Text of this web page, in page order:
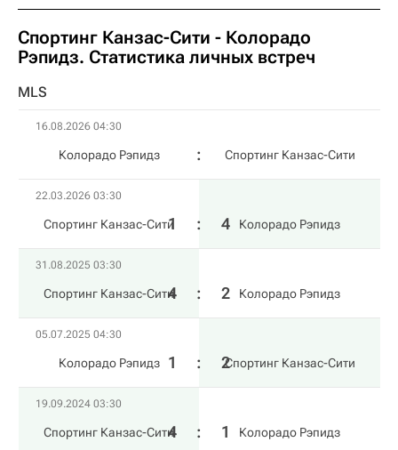
Спортинг Канзас-Сити - Колорадо
Рэпидз. Статистика личных встреч
MLS
16.08.2026 04:30
Колорадо Рэпидз Спортинг Канзас-Сити
22.03.2026 03:30
Спортинг Канзас-Сити1 : 4 Колорадо Рэпидз
31.08.2025 03:30
Спортинг Канзас-Сити4 : 2 Колорадо Рэпидз
05.07.2025 04:30
Колорадо Рэпидз 1 : 2Спортинг Канзас-Сити
19.09.2024 03:30
Спортинг Канзас-Сити4 : 1 Колорадо Рэпидз